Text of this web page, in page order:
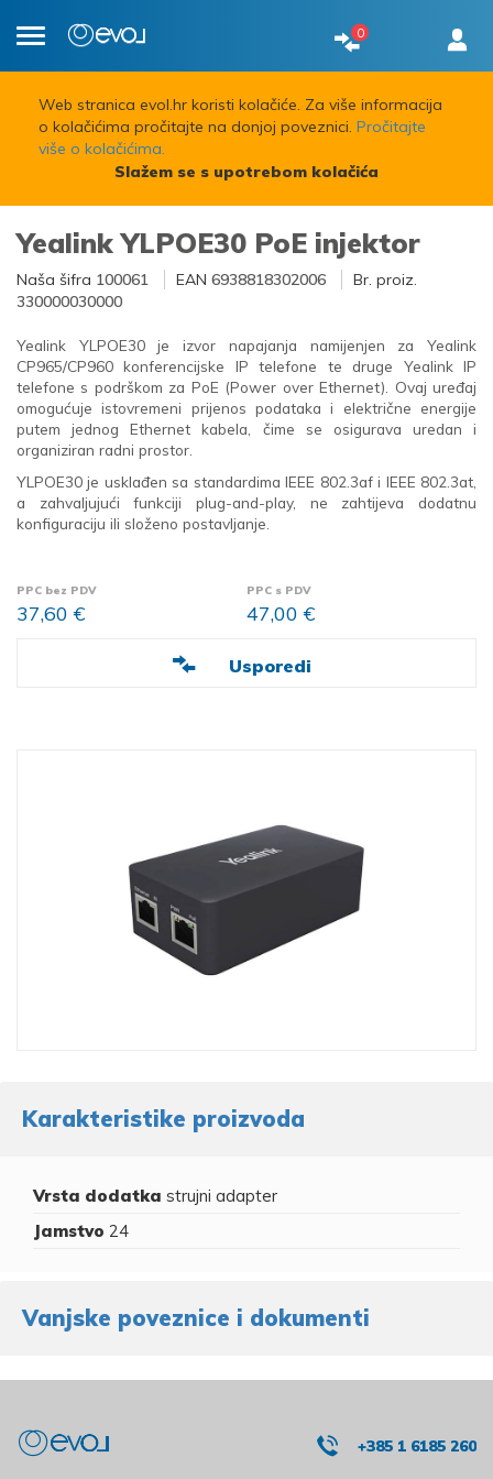
0
Toggle
Web stranica evol.hr koristi kolačiće. Za više informacija
o kolačićima pročitajte na donjoj poveznici. Pročitajte
više o kolačićima.
Slažem se s upotrebom kolačića
Yealink YLPOE30 PoE injektor
Naša šifra 100061 EAN 6938818302006
Br. proiz.
330000030000
Yealink YLPOE30 je izvor napajanja namijenjen za Yealink
CP965/CP960 konferencijske IP telefone te druge Yealink IP
telefone s podrškom za PoE (Power over Ethernet). Ovaj uređaj
omogućuje istovremeni prijenos podataka i električne energije
putem jednog Ethernet kabela, čime se osigurava uredan i
organiziran radni prostor.
YLPOE30 je usklađen sa standardima IEEE 802.3af i IEEE 802.3at,
a zahvaljujući funkciji plug-and-play, ne zahtijeva dodatnu
konfiguraciju ili složeno postavljanje.
PPC bez PDV
37,60 €
PPC s PDV
47,00 €
Usporedi
Karakteristike proizvoda
Vrsta dodatka strujni adapter
Jamstvo 24
Vanjske poveznice i dokumenti
+385 1 6185 260